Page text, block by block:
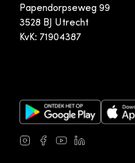
Papendorpseweg 99
3528 BJ Utrecht
KvK: 71904387
Google Play Store Apple
Instagram
Facebook
YoutubeLinkedIn